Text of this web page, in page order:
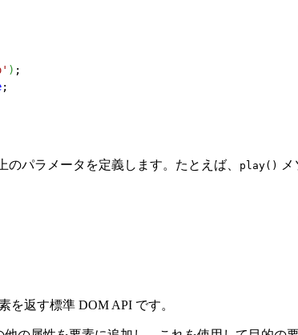
) ;
;
のパラメータを定義します。たとえば、 play()
を返す標準 DOM API です。